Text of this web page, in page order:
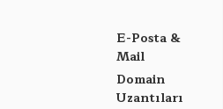
E-Posta &
Mail
Domain
Uzantıları